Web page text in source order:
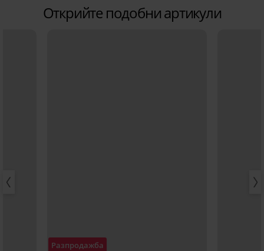
Открийте подобни артикули
Разпродажба